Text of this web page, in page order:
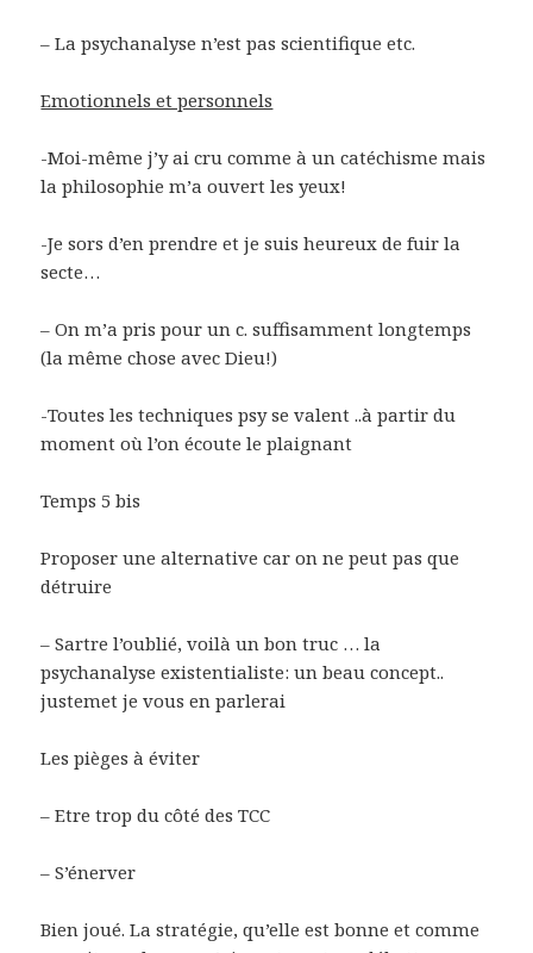
– La psychanalyse n’est pas scientifique etc.
Emotionnels et personnels
-Moi-même j’y ai cru comme à un catéchisme mais
la philosophie m’a ouvert les yeux!
-Je sors d’en prendre et je suis heureux de fuir la
secte…
– On m’a pris pour un c. suffisamment longtemps
(la même chose avec Dieu!)
-Toutes les techniques psy se valent ..à partir du
moment où l’on écoute le plaignant
Temps 5 bis
Proposer une alternative car on ne peut pas que
détruire
– Sartre l’oublié, voilà un bon truc … la
psychanalyse existentialiste: un beau concept..
justemet je vous en parlerai
Les pièges à éviter
– Etre trop du côté des TCC
– S’énerver
Bien joué. La stratégie, qu’elle est bonne et comme